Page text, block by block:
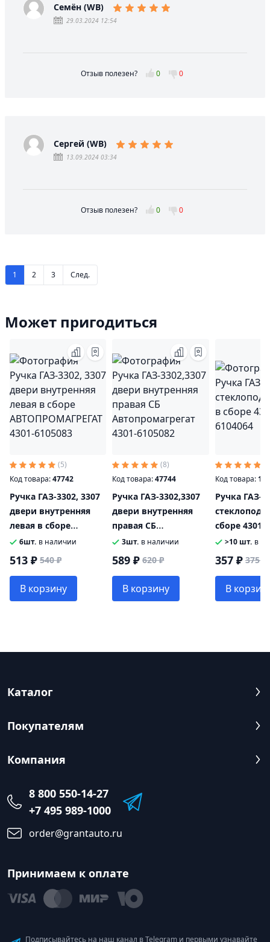
Семён (WB)
29.03.2024 12:54
Отзыв полезен? 0 0
Сергей (WB)
13.09.2024 03:34
Отзыв полезен? 0 0
1 2 3 След.
Может пригодиться
(5)
Код товара:47742
Ручка ГАЗ-3302, 3307
двери внутренняя
левая в сборе
АВТОПРОМАГРЕГАТ
4301-6105083
6шт. в наличии
513 ₽ 540 ₽
В корзину
(8)
Код товара:47744
Ручка ГАЗ-3302,3307
двери внутренняя
правая СБ
Автопромагрегат
4301-6105082
3шт. в наличии
589 ₽ 620 ₽
В корзину
Код товара:
Ручка ГАЗ-
сборе 4301-
>10 шт. в
357 ₽ 375 ₽
В
Каталог
Покупателям
Компания
8 800 550-14-27
+7 495 989-1000
order@grantauto.ru
Принимаем к оплате
Подписывайтесь на наш канал в Telegram и первыми узнавайте